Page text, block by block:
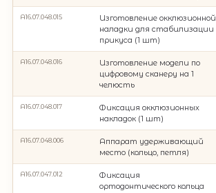
A16.07.048.015
Изготовление окклюзионной
наладки для стабилизации
прикуса (1 шт)
A16.07.048.016
Изготовление модели по
цифровому сканеру на 1
челюсть
A16.07.048.017
Фиксация окклюзионных
накладок (1 шт)
A16.07.048.006
Aппарат удерживающий
место (кольцо, петля)
A16.07.047.012
Фиксация
ортодонтического кольца